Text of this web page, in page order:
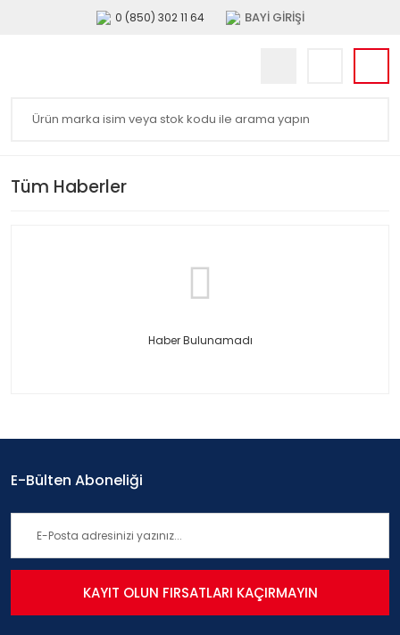
0 (850) 302 11 64 BAYİ GİRİŞİ
Tüm Haberler
Haber Bulunamadı
E-Bülten Aboneliği
KAYIT OLUN FIRSATLARI KAÇIRMAYIN